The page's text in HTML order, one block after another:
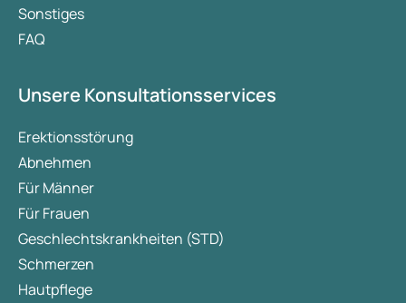
Sonstiges
FAQ
Unsere Konsultationsservices
Erektionsstörung
Abnehmen
Für Männer
Für Frauen
Geschlechtskrankheiten (STD)
Schmerzen
Hautpflege